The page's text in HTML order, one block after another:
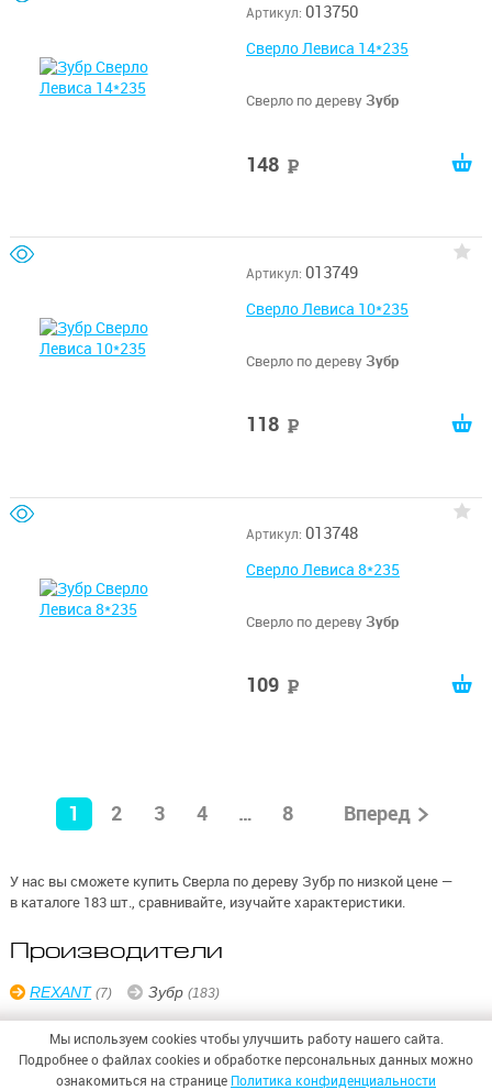
Артикул: 013750
Сверло Левиса 14*235
Сверло по дереву Зубр
148
Артикул: 013749
Сверло Левиса 10*235
Сверло по дереву Зубр
118
Артикул: 013748
Сверло Левиса 8*235
Сверло по дереву Зубр
109
1 2 3 4 … 8 Вперед
У нас вы сможете купить Сверла по дереву Зубр по низкой цене —
в каталоге 183 шт., сравнивайте, изучайте характеристики.
Производители
REXANT (7) Зубр (183)
Мы используем cookies чтобы улучшить работу нашего сайта.
Подробнее о файлах cookies и обработке персональных данных можно
ознакомиться на странице Политика конфиденциальности